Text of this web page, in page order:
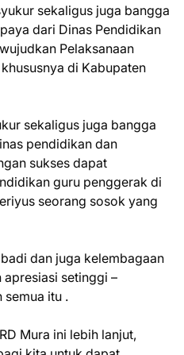
sekaligus juga bangga
dari Dinas Pendidikan
Pelaksanaan
di Kabupaten
sekaligus juga bangga
pendidikan dan
sukses dapat
guru penggerak di
seorang sosok yang
dan juga kelembagaan
apresiasi setinggi –
semua itu .
Mura ini lebih lanjut,